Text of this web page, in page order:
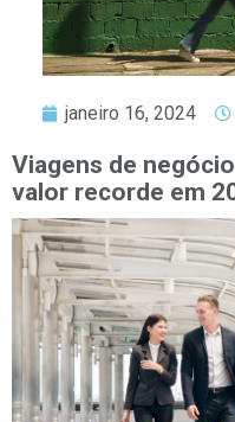
janeiro 16, 2024
Viagens de
valor recorde em